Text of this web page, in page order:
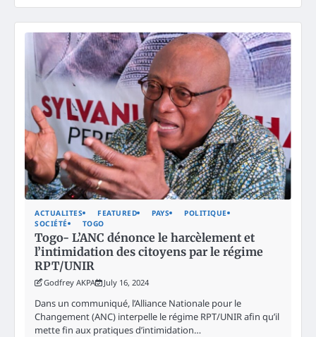
ACTUALITES FEATURED PAYS
POLITIQUE
SOCIÉTÉ
TOGO
Togo- L’ANC dénonce le harcèlement et
l’intimidation des citoyens par le régime
RPT/UNIR
Godfrey AKPA July 16, 2024
Dans un communiqué, l’Alliance Nationale pour le
Changement (ANC) interpelle le régime RPT/UNIR afin qu’il
mette fin aux pratiques d’intimidation…